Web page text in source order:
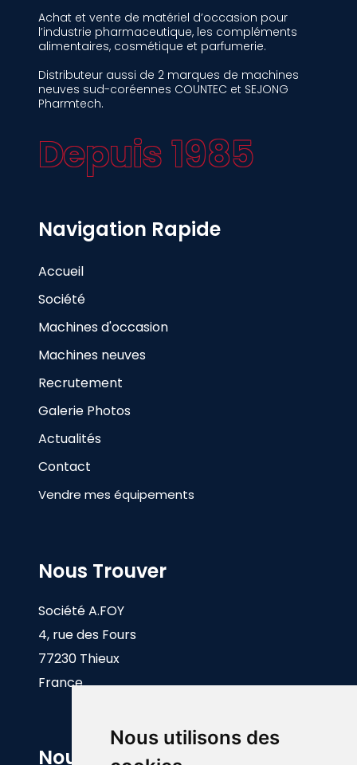
Nous utilisons des
Achat et vente de matériel d’occasion pour
l’industrie pharmaceutique, les compléments
alimentaires, cosmétique et parfumerie.
Distributeur aussi de 2 marques de machines
neuves sud-coréennes COUNTEC et SEJONG
Pharmtech.
Depuis 1985
Navigation Rapide
Accueil
Société
Machines d'occasion
Machines neuves
Recrutement
Galerie Photos
Actualités
Contact
Vendre mes équipements
Nous Trouver
Société A.FOY
4, rue des Fours
77230 Thieux
France
Nous Contacter